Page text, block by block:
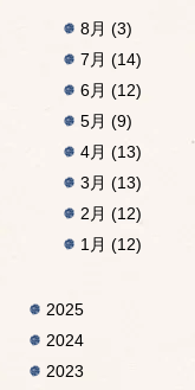
8月 (3)
7月 (14)
6月 (12)
5月 (9)
4月 (13)
3月 (13)
2月 (12)
1月 (12)
2025
2024
2023